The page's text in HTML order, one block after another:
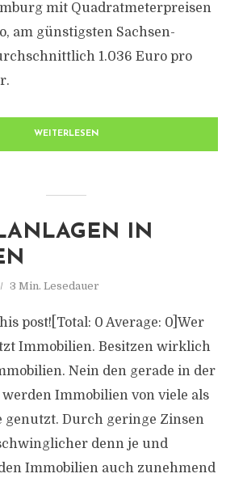
mit Quadratmeterpreisen
am günstigsten Sachsen-
1.036 Euro pro
WEITERLESEN
IN
3 Min. Lesedauer
post![Total: 0 Average: 0]Wer
Immobilien. Besitzen wirklich
Nein den gerade in der
Immobilien von viele als
genutzt. Durch geringe Zinsen
denn je und
Immobilien auch zunehmend